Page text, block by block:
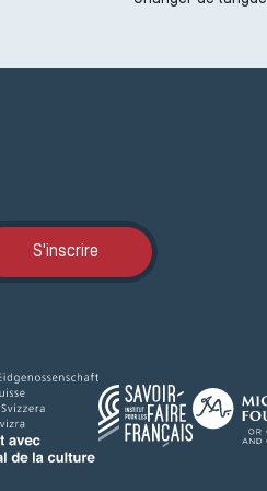
S'inscrire